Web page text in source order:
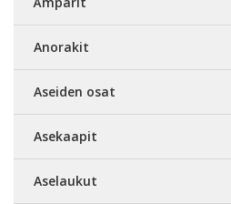
Anorakit
Aseiden osat
Asekaapit
Aselaukut